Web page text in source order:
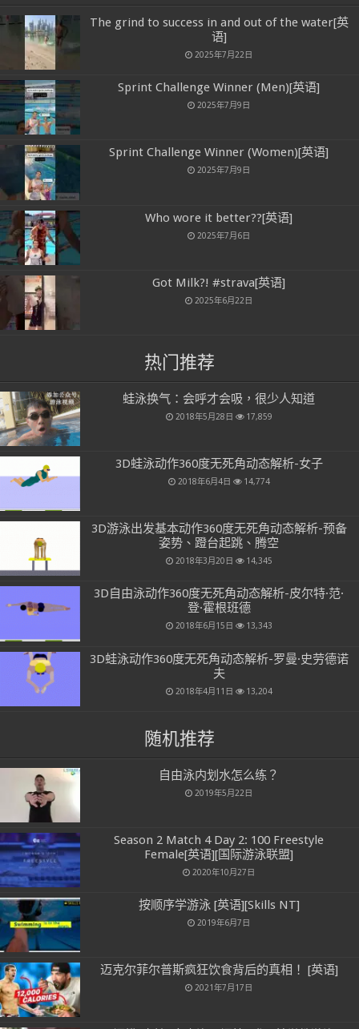
The grind to success in and out of the water[英
语]
2025年7月22日
Sprint Challenge Winner (Men)[英语]
2025年7月9日
Sprint Challenge Winner (Women)[英语]
2025年7月9日
Who wore it better??[英语]
2025年7月6日
Got Milk?! #strava[英语]
2025年6月22日
热门推荐
蛙泳换气：会呼才会吸，很少人知道
2018年5月28日 17,859
3D蛙泳动作360度无死角动态解析-女子
2018年6月4日 14,774
3D游泳出发基本动作360度无死角动态解析-预备
姿势、蹬台起跳、腾空
2018年3月20日 14,345
3D自由泳动作360度无死角动态解析-皮尔特·范·
登·霍根班德
2018年6月15日 13,343
3D蛙泳动作360度无死角动态解析-罗曼·史劳德诺
夫
2018年4月11日 13,204
随机推荐
自由泳内划水怎么练？
2019年5月22日
Season 2 Match 4 Day 2: 100 Freestyle
Female[英语][国际游泳联盟]
2020年10月27日
按顺序学游泳 [英语][Skills NT]
2019年6月7日
迈克尔菲尔普斯疯狂饮食背后的真相！ [英语]
2021年7月17日